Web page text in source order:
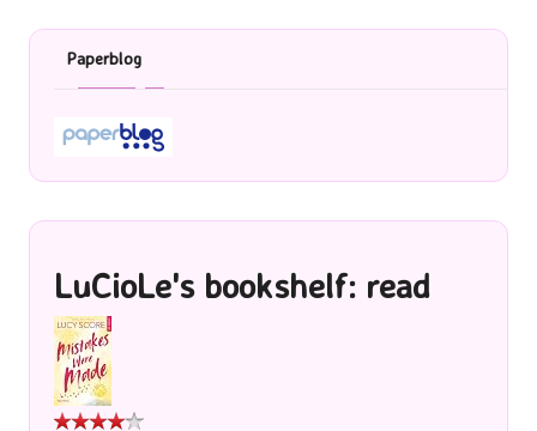
Paperblog
LuCioLe's bookshelf: read